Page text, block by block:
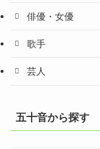
俳優・女優
歌手
芸人
五十音から探す